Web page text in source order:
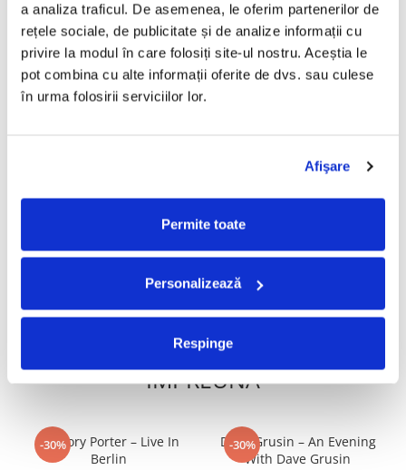
a analiza traficul. De asemenea, le oferim partenerilor de
rețele sociale, de publicitate și de analize informații cu
privire la modul în care folosiți site-ul nostru. Aceștia le
pot combina cu alte informații oferite de dvs. sau culese
în urma folosirii serviciilor lor.
Afişare
Permite toate
Personalizează
Respinge
Review-uri(0)
PRODUSE ALTERNATIVE
21,00 Lei
ADAUGA IN COS
Various – Manele De Top 5
(DVD)
70,00 Lei
ADAUGA IN COS
FRECVENT CUMPARATE
IMPREUNA
-30%
Gregory Porter – Live In
Berlin
-30%
Dave Grusin – An Evening
With Dave Grusin